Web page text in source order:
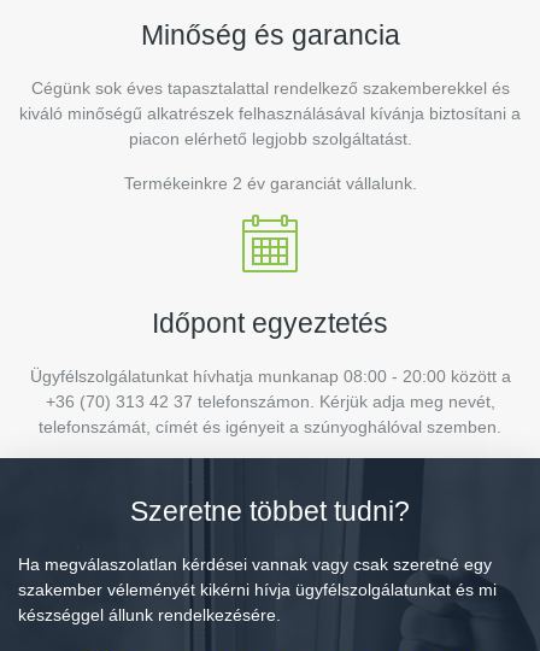
Minőség és garancia
Cégünk sok éves tapasztalattal rendelkező szakemberekkel és
kiváló minőségű alkatrészek felhasználásával kívánja biztosítani a
piacon elérhető legjobb szolgáltatást.
Termékeinkre 2 év garanciát vállalunk.
Időpont egyeztetés
Ügyfélszolgálatunkat hívhatja munkanap 08:00 - 20:00 között a
+36 (70) 313 42 37 telefonszámon. Kérjük adja meg nevét,
telefonszámát, címét és igényeit a szúnyoghálóval szemben.
Szeretne többet tudni?
Ha megválaszolatlan kérdései vannak vagy csak szeretné egy
szakember véleményét kikérni hívja ügyfélszolgálatunkat és mi
készséggel állunk rendelkezésére.